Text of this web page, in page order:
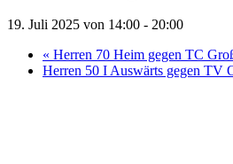
19. Juli 2025 von 14:00 - 20:00
« Herren 70 Heim gegen TC
Herren 50 I Auswärts gegen TV